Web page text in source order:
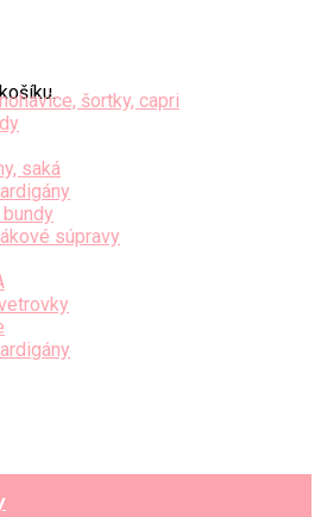
šortky, capri
saká
súpravy